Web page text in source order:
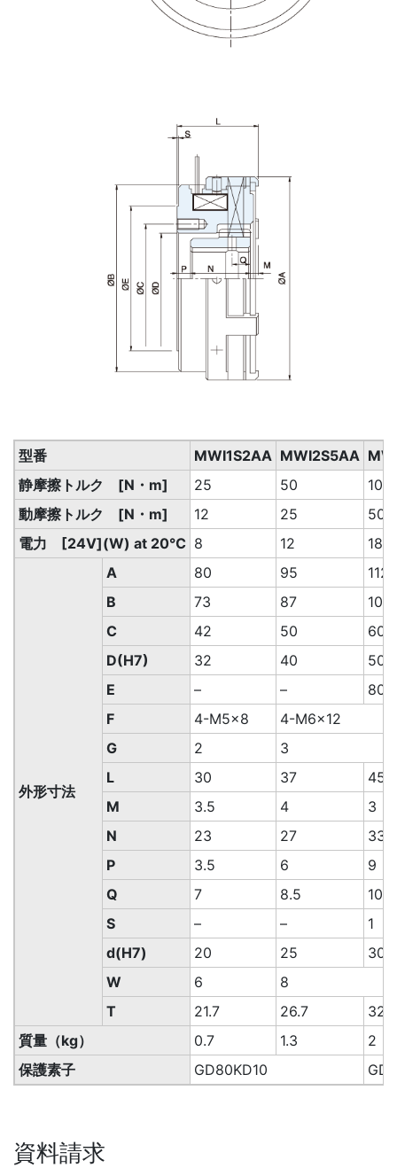
型番 MWI1S2AA MWI2S5AA
静摩擦トルク [N・m]
25 50
100
動摩擦トルク [N・m]
12 25
50
電力 [24V](W) at 20℃ 8 12 18
外形寸法
A 80 95
112
B
73 87
103
C
42 50
60
D(H7)
32 40
50
E
– –
80
F
4-M5×8
4-M6×12
G
2
3
L
30 37
45
M
3.5 4
3
N
23 27
33
P
3.5 6
9
Q
7 8.5
10
S
– –
1
d(H7)
20 25
30
W
6
8
T
21.7 26.7
32
質量（kg）
0.7 1.3
2
保護素子
GD80KD10
資料請求